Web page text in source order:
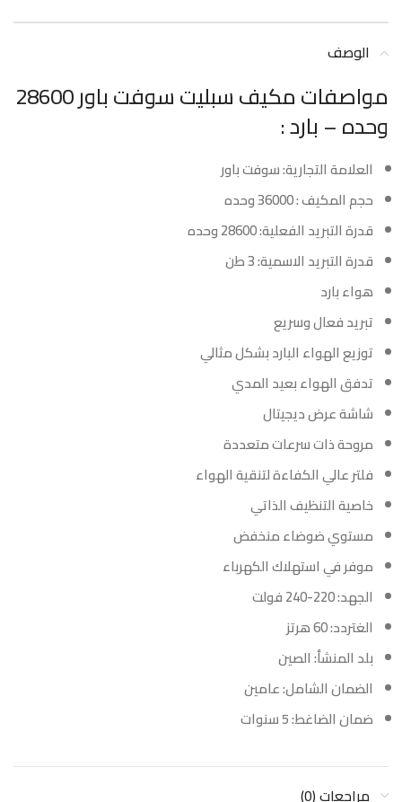
الوصف
مواصفات مكيف سبليت سوفت باور 28600
وحده – بارد :
العلامة التجارية: سوفت باور
حجم المكيف : 36000 وحده
قدرة التبريد الفعلية: 28600 وحده
قدرة التبريد الاسمية: 3 طن
هواء بارد
تبريد فعال وسريع
توزيع الهواء البارد بشكل مثالي
تدفق الهواء بعيد المدي
شاشة عرض ديجيتال
مروحة ذات سرعات متعددة
فلتر عالي الكفاءة لتنقية الهواء
خاصية التنظيف الذاتي
مستوي ضوضاء منخفض
موفر في استهلاك الكهرباء
الجهد: 220-240 فولت
الغتردد: 60 هرتز
بلد المنشأ: الصين
الضمان الشامل: عامين
ضمان الضاغط: 5 سنوات
مراجعات (0)